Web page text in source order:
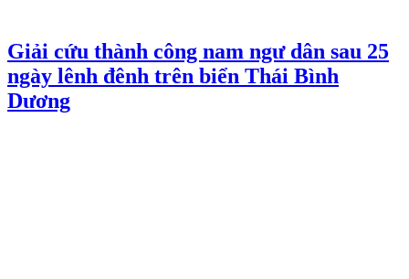
Giải cứu thành công nam ngư dân sau 25
ngày lênh đênh trên biển Thái Bình
Dương